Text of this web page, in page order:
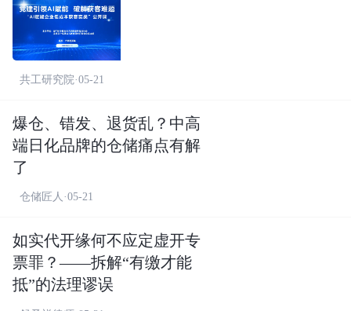
共工研究院·05-21
爆仓、错发、退货乱？中高
端日化品牌的仓储痛点有解
了
仓储匠人·05-21
如实代开缘何不应定虚开专
票罪？——拆解“有缴才能
抵”的法理谬误